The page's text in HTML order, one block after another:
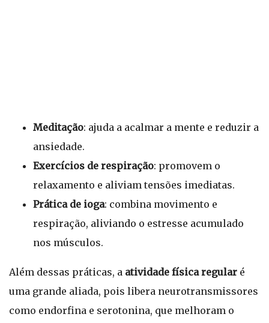
Meditação: ajuda a acalmar a mente e reduzir a
ansiedade.
Exercícios de respiração: promovem o
relaxamento e aliviam tensões imediatas.
Prática de ioga: combina movimento e
respiração, aliviando o estresse acumulado
nos músculos.
Além dessas práticas, a atividade física regular é
uma grande aliada, pois libera neurotransmissores
como endorfina e serotonina, que melhoram o